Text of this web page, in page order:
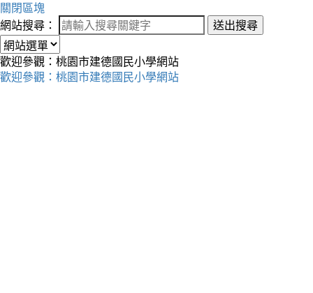
關閉區塊
網站搜尋：
送出搜尋
歡迎參觀：桃園市建德國民小學網站
歡迎參觀：桃園市建德國民小學網站